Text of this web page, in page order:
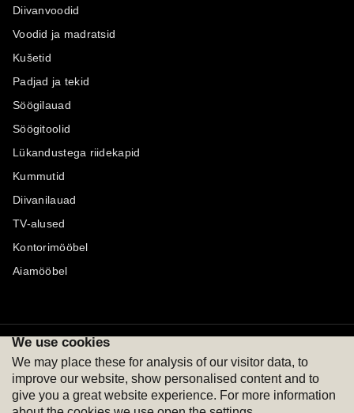
Diivanvoodid
Voodid ja madratsid
Kušetid
Padjad ja tekid
Söögilauad
Söögitoolid
Lükandustega riidekapid
Kummutid
Diivanilauad
TV-alused
Kontorimööbel
Aiamööbel
We use cookies
We may place these for analysis of our visitor data, to
improve our website, show personalised content and to
give you a great website experience. For more information